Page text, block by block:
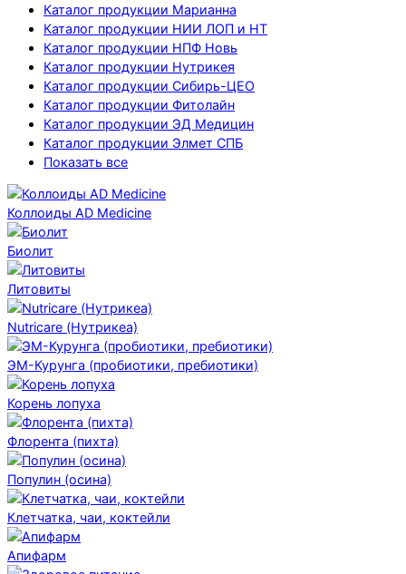
Каталог продукции Марианна
Каталог продукции НИИ ЛОП и НТ
Каталог продукции НПФ Новь
Каталог продукции Нутрикея
Каталог продукции Сибирь-ЦЕО
Каталог продукции Фитолайн
Каталог продукции ЭД Медицин
Каталог продукции Элмет СПБ
Показать все
Коллоиды AD Medicine
Биолит
Литовиты
Nutricare (Нутрикеа)
ЭМ-Курунга (пробиотики, пребиотики)
Корень лопуха
Флорента (пихта)
Популин (осина)
Клетчатка, чаи, коктейли
Апифарм